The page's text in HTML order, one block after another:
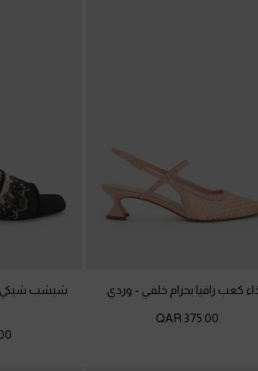
كعب رافيا بحزام خلفي - وردي
375.00 QAR
شبشب شبكي